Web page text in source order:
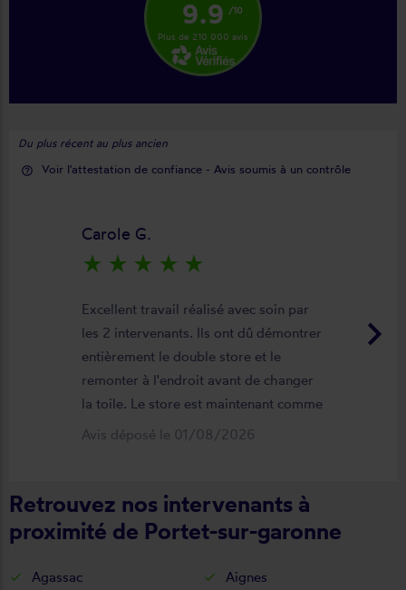
9.9 /10
Plus de 210 000 avis
Du plus récent au plus ancien
help_outline Voir l'attestation de confiance - Avis soumis à un contrôle
keyboard_arrow_right
Carole G.
star_rate star_rate star_rate star_rate star_rate
Excellent travail réalisé avec soin par
les 2 intervenants. Ils ont dû démontrer
entièrement le double store et le
remonter à l'endroit avant de changer
la toile. Le store est maintenant comme
neuf, parfaitement positionné et
Avis déposé le 01/08/2026
Retrouvez nos intervenants à
proximité de Portet-sur-garonne
Agassac
Aignes